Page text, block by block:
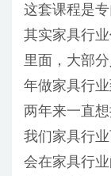
这套课程是
其实家具行
里面，大部
年做家具行
两年来一直
我们家具行
会在家具行